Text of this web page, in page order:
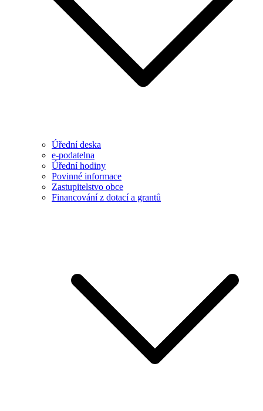
Úřední deska
e-podatelna
Úřední hodiny
Povinné informace
Zastupitelstvo obce
Financování z dotací a grantů